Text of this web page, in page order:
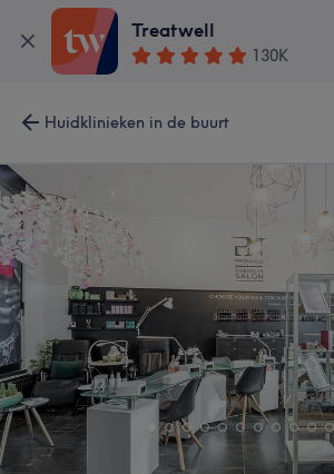
Treatwell
130K
Huidklinieken in de buurt